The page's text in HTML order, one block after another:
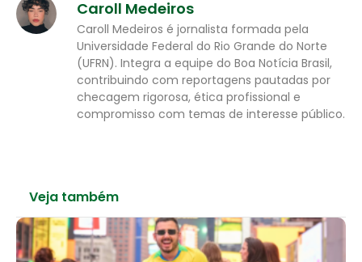
Caroll Medeiros
Caroll Medeiros é jornalista formada pela
Universidade Federal do Rio Grande do Norte
(UFRN). Integra a equipe do Boa Notícia Brasil,
contribuindo com reportagens pautadas por
checagem rigorosa, ética profissional e
compromisso com temas de interesse público.
Veja também